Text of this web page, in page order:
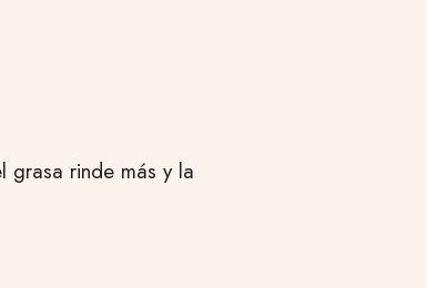
grasa rinde más y la